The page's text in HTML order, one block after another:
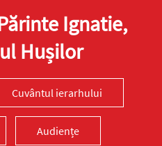
Ignatie,
Hușilor
Cuvântul ierarhului
Audiențe